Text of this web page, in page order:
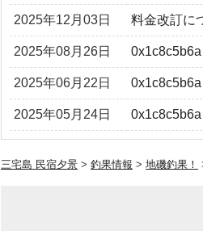
2025年12月03日 料金改訂に
2025年08月26日 0x1c8c5b6a
2025年06月22日 0x1c8c5b6a
2025年05月24日 0x1c8c5b6a
三宅島 民宿夕景 > 釣果情報 > 地磯釣果！